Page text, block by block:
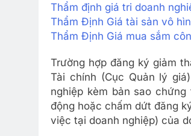
Thẩm định giá tri doanh
Thẩm Định Giá tài sản vô
Thẩm Định Giá mua sắm
Trường hợp đăng ký giảm
Tài chính (Cục Quản lý
nghiệp kèm bản sao
động hoặc chấm dứt đăng
việc tại doanh nghiệp) của